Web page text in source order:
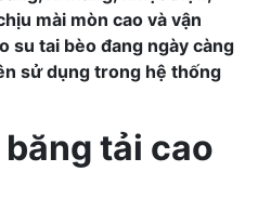
mài mòn cao và vận
su tai bèo đang ngày càng
sử dụng trong hệ thống
tải cao